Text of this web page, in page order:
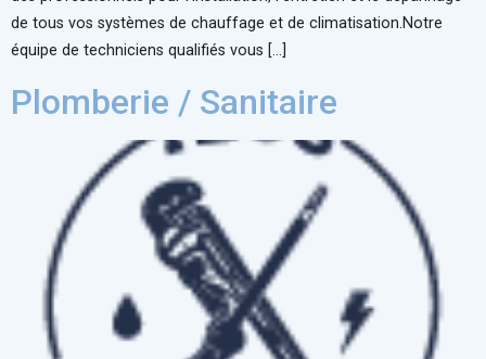
de tous vos systèmes de chauffage et de climatisation.Notre
équipe de techniciens qualifiés vous […]
Plomberie / Sanitaire